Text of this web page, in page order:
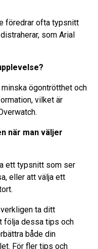
föredrar ofta typsnitt
som Arial
ögontrötthet och
vilket är
när man väljer
ett typsnitt som ser
eller att välja ett
ta ditt
följa dessa tips och
både din
För fler tips och